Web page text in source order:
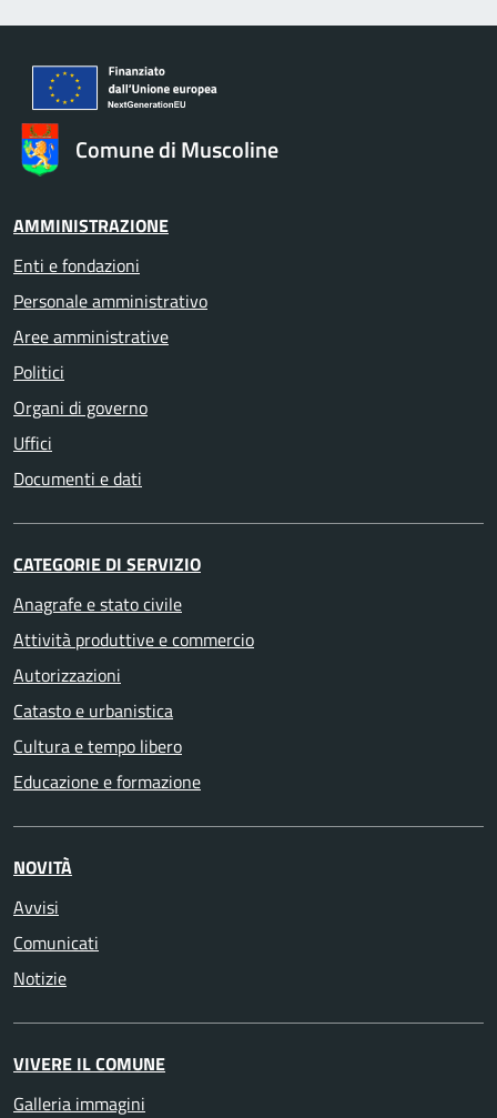
Comune di Muscoline
AMMINISTRAZIONE
Enti e fondazioni
Personale amministrativo
Aree amministrative
Politici
Organi di governo
Uffici
Documenti e dati
CATEGORIE DI SERVIZIO
Anagrafe e stato civile
Attività produttive e commercio
Autorizzazioni
Catasto e urbanistica
Cultura e tempo libero
Educazione e formazione
NOVITÀ
Avvisi
Comunicati
Notizie
VIVERE IL COMUNE
Galleria immagini